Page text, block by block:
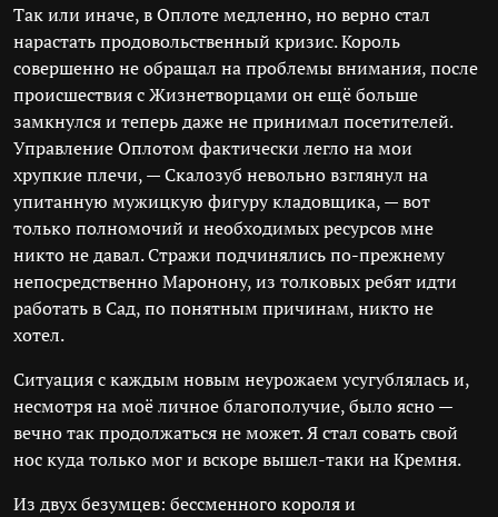
Так или иначе, в Оплоте медленно, но верно стал
нарастать продовольственный кризис. Король
совершенно не обращал на проблемы внимания, после
происшествия с Жизнетворцами он ещё больше
замкнулся и теперь даже не принимал посетителей.
Управление Оплотом фактически легло на мои
хрупкие плечи, — Скалозуб невольно взглянул на
упитанную мужицкую фигуру кладовщика, — вот
только полномочий и необходимых ресурсов мне
никто не давал. Стражи подчинялись по-прежнему
непосредственно Маронону, из толковых ребят идти
работать в Сад, по понятным причинам, никто не
хотел.
Ситуация с каждым новым неурожаем усугублялась и,
несмотря на моё личное благополучие, было ясно —
вечно так продолжаться не может. Я стал совать свой
нос куда только мог и вскоре вышел-таки на Кремня.
Из двух безумцев: бессменного короля и